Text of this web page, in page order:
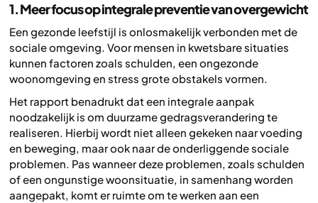
1. Meer focus op integrale preventie van overgewicht
Een gezonde leefstijl is onlosmakelijk verbonden met de
sociale omgeving. Voor mensen in kwetsbare situaties
kunnen factoren zoals schulden, een ongezonde
woonomgeving en stress grote obstakels vormen.
Het rapport benadrukt dat een integrale aanpak
noodzakelijk is om duurzame gedragsverandering te
realiseren. Hierbij wordt niet alleen gekeken naar voeding
en beweging, maar ook naar de onderliggende sociale
problemen. Pas wanneer deze problemen, zoals schulden
of een ongunstige woonsituatie, in samenhang worden
aangepakt, komt er ruimte om te werken aan een